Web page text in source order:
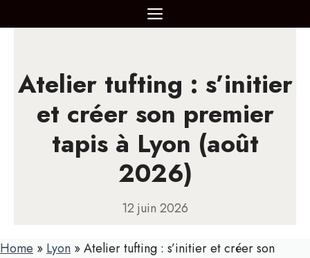
au
MENU
Atelier tufting : s’initier
et créer son premier
tapis à Lyon (août
2026)
12 juin 2026
Home » Lyon »Atelier tufting : s’initier et créer son